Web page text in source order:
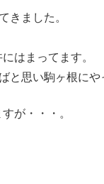
きました。
はまってます。
と思い駒ヶ根にや
が・・・。